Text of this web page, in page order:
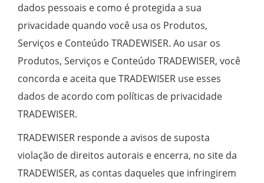
dados pessoais e como é protegida a sua
privacidade quando você usa os Produtos,
Serviços e Conteúdo TRADEWISER. Ao usar os
Produtos, Serviços e Conteúdo TRADEWISER, você
concorda e aceita que TRADEWISER use esses
dados de acordo com políticas de privacidade
TRADEWISER.
TRADEWISER responde a avisos de suposta
violação de direitos autorais e encerra, no site da
TRADEWISER, as contas daqueles que infringirem